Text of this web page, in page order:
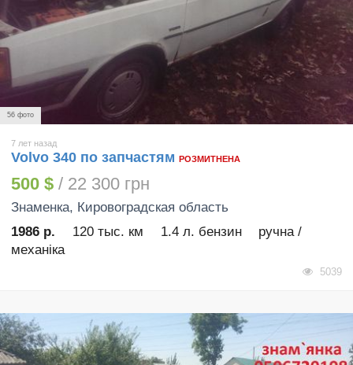
56 фото
7 лет назад
Volvo 340 по запчастям РОЗМИТНЕНА
500 $ / 22 300 грн
Знаменка, Кировоградская область
1986 р.
120 тыс. км 1.4 л. бензин
ручна /
механіка
5039